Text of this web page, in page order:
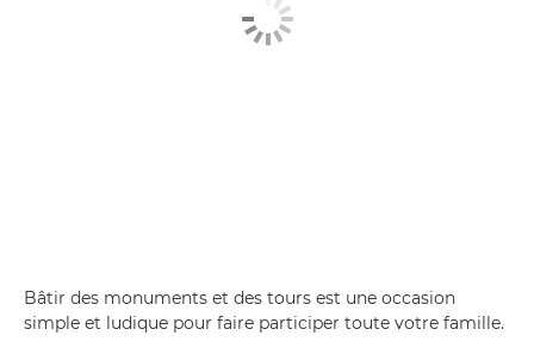
Bâtir des monuments et des tours est une occasion
simple et ludique pour faire participer toute votre famille.